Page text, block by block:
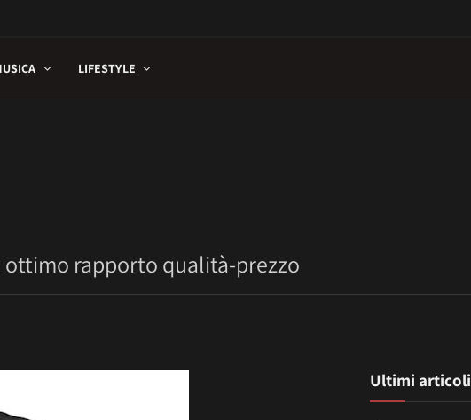
LIFESTYLE
ottimo rapporto qualità-prezzo
Ultimi articoli